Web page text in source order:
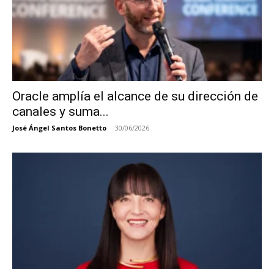
Oracle amplía el alcance de su dirección de
canales y suma...
José Ángel Santos Bonetto - 30/06/2026